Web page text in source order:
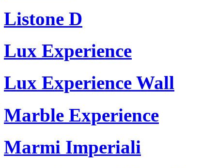
Listone D
Lux Experience
Lux Experience Wall
Marble Experience
Marmi Imperiali